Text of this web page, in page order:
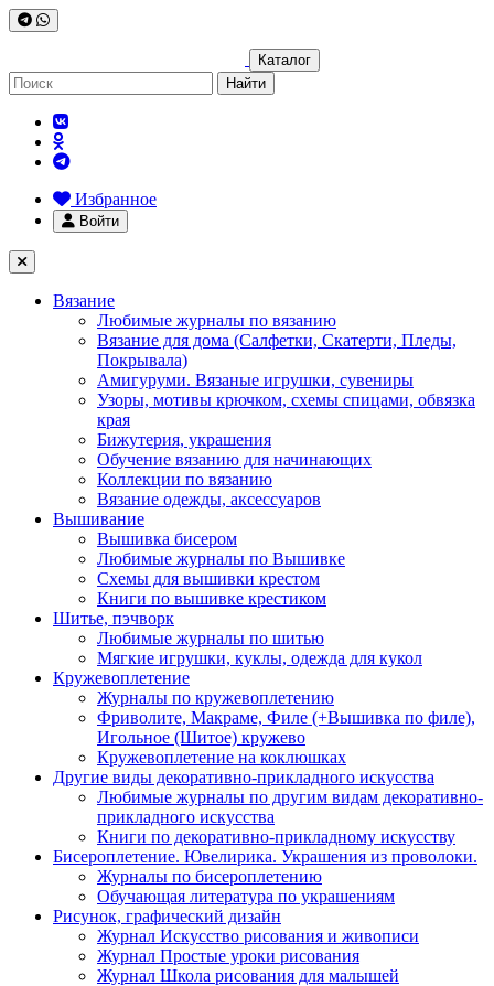
Каталог
Найти
Избранное
Войти
Вязание
Любимые журналы по вязанию
Вязание для дома (Салфетки, Скатерти, Пледы,
Покрывала)
Амигуруми. Вязаные игрушки, сувениры
Узоры, мотивы крючком, схемы спицами, обвязка
края
Бижутерия, украшения
Обучение вязанию для начинающих
Коллекции по вязанию
Вязание одежды, аксессуаров
Вышивание
Вышивка бисером
Любимые журналы по Вышивке
Схемы для вышивки крестом
Книги по вышивке крестиком
Шитье, пэчворк
Любимые журналы по шитью
Мягкие игрушки, куклы, одежда для кукол
Кружевоплетение
Журналы по кружевоплетению
Фриволите, Макраме, Филе (+Вышивка по филе),
Игольное (Шитое) кружево
Кружевоплетение на коклюшках
Другие виды декоративно-прикладного искусства
Любимые журналы по другим видам декоративно-
прикладного искусства
Книги по декоративно-прикладному искусству
Бисероплетение. Ювелирика. Украшения из проволоки.
Журналы по бисероплетению
Обучающая литература по украшениям
Рисунок, графический дизайн
Журнал Искусство рисования и живописи
Журнал Простые уроки рисования
Журнал Школа рисования для малышей